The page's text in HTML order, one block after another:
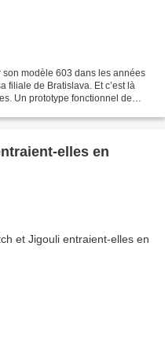
modèle 603 dans les années
filiale de Bratislava. Et c’est là
Un prototype fonctionnel de
elles en